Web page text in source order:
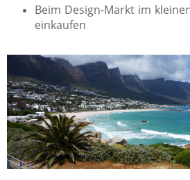
Beim Design-Markt im
einkaufen